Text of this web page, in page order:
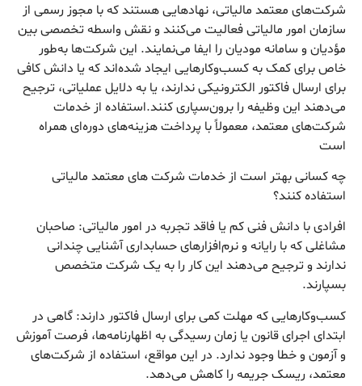
شرکت‌های معتمد مالیاتی، نهادهایی هستند که با مجوز رسمی از
سازمان امور مالیاتی فعالیت می‌کنند و نقش واسطه تخصصی بین
مؤدیان و سامانه مودیان را ایفا می‌نمایند. این شرکت‌ها به‌طور
خاص برای کمک به کسب‌وکارهایی ایجاد شده‌اند که یا دانش کافی
برای ارسال فاکتور الکترونیکی ندارند، یا به دلایل عملیاتی، ترجیح
می‌دهند این وظیفه را برون‌سپاری کنند.استفاده از خدمات
شرکت‌های معتمد، معمولاً با پرداخت هزینه‌های دوره‌ای همراه
است
چه کسانی بهتر است از خدمات شرکت های معتمد مالیاتی
استفاده کنند؟
افرادی با دانش فنی کم یا فاقد تجربه در امور مالیاتی: صاحبان
مشاغلی که با رایانه و نرم‌افزارهای حسابداری آشنایی چندانی
ندارند و ترجیح می‌دهند این کار را به یک شرکت متخصص
بسپارند.
کسب‌وکارهایی که مهلت کمی برای ارسال فاکتور دارند: گاهی در
ابتدای اجرای قانون یا زمان رسیدگی به اظهارنامه‌ها، فرصت آموزش
و آزمون و خطا وجود ندارد. در این مواقع، استفاده از شرکت‌های
معتمد، ریسک جریمه را کاهش می‌دهد.